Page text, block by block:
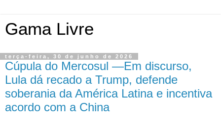
Gama Livre
terça-feira, 30 de junho de 2026
Cúpula do Mercosul —Em discurso,
Lula dá recado a Trump, defende
soberania da América Latina e incentiva
acordo com a China